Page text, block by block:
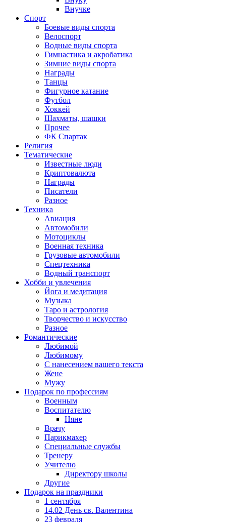
Внучке
Спорт
Боевые виды спорта
Велоспорт
Водные виды спорта
Гимнастика и акробатика
Зимние виды спорта
Награды
Танцы
Фигурное катание
Футбол
Хоккей
Шахматы, шашки
Прочее
ФК Спартак
Религия
Тематические
Известные люди
Криптовалюта
Награды
Писатели
Разное
Техника
Авиация
Автомобили
Мотоциклы
Военная техника
Грузовые автомобили
Спецтехника
Водный транспорт
Хобби и увлечения
Йога и медитация
Музыка
Таро и астрология
Творчество и искусство
Разное
Романтические
Любимой
Любимому
С нанесением вашего текста
Жене
Мужу
Подарок по профессиям
Военным
Воспитателю
Няне
Врачу
Парикмахер
Специальные службы
Тренеру
Учителю
Директору школы
Другие
Подарок на праздники
1 сентября
14.02 День св. Валентина
23 февраля